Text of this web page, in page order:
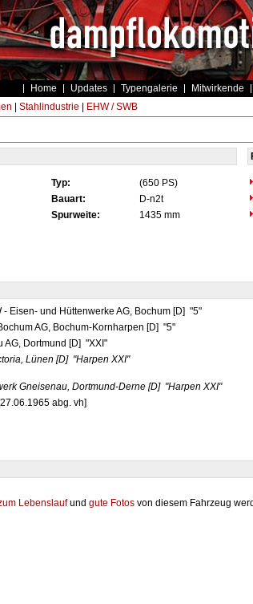
Home Updates Typengalerie Mitwirkende
Stahlindustrie EHW / SWB
Typ: (650 PS)
Bauart: D-n2t
Spurweite: 1435 mm
Eisen- und Hüttenwerke AG, Bochum [D] "5"
AG, Bochum-Kornharpen [D] "5"
AG, Dortmund [D] "XXI"
Lünen [D] "Harpen XXI"
Gneisenau, Dortmund-Derne [D] "Harpen XXI"
abg. vh]
Lebenslaufund gute Fotos von diesem Fahrzeug